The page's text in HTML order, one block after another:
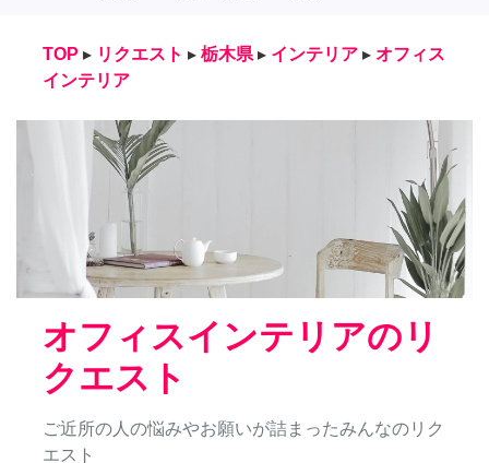
TOP ▸ リクエスト ▸ 栃木県 ▸ インテリア ▸ オフィス
インテリア
オフィスインテリアのリ
クエスト
ご近所の人の悩みやお願いが詰まったみんなのリク
エスト